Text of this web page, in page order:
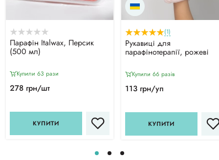
Парафін Italwax, Персик
(500 мл)
Купили 63 рази
278 грн/шт
КУПИТИ
(1)
Рукавиці для
парафінотерапії, рожеві
Купили 66 разiв
113 грн/уп
КУПИТИ